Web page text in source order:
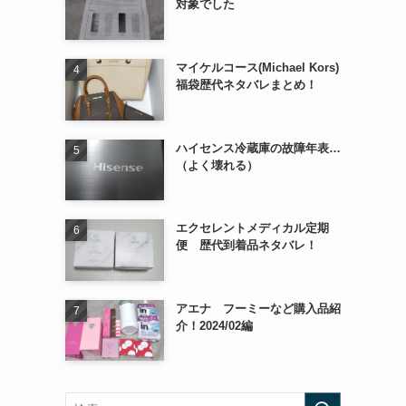
対象でした
マイケルコース(Michael Kors)
福袋歴代ネタバレまとめ！
ハイセンス冷蔵庫の故障年表…
（よく壊れる）
エクセレントメディカル定期
便 歴代到着品ネタバレ！
アエナ フーミーなど購入品紹
介！2024/02編